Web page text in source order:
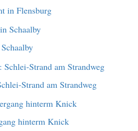
in Flensburg
Strand am Strandweg
hinterm Knick